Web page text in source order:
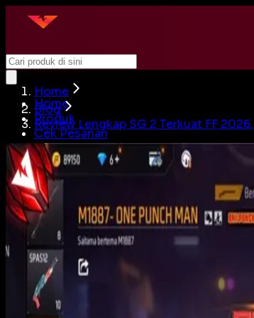
Home
Produk
Cek Pesanan
Artikel
Beli Akun
Jual Akun
Cari
Login
Home
Produk
Cek Pesanan
Artikel
Beli Akun
Jual Akun
Home
Blog
Review Lengkap SG 2 Terkuat FF